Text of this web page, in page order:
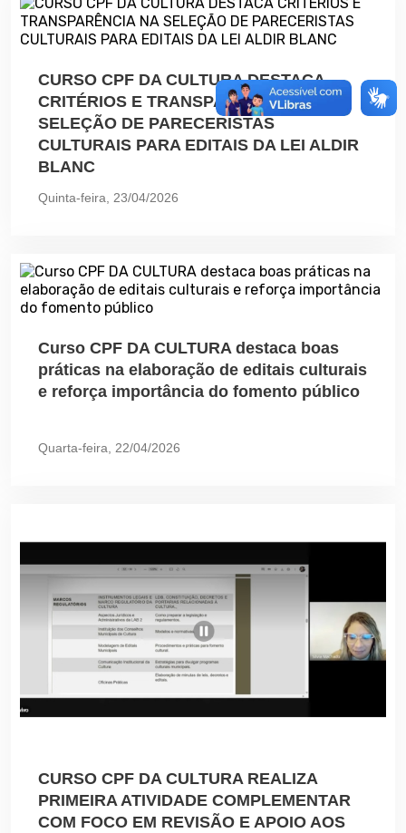
CURSO CPF DA CULTURA DESTACA
CRITÉRIOS E TRANSPARÊNCIA NA
SELEÇÃO DE PARECERISTAS
CULTURAIS PARA EDITAIS DA LEI ALDIR
BLANC
Quinta-feira, 23/04/2026
Curso CPF DA CULTURA destaca boas
práticas na elaboração de editais culturais
e reforça importância do fomento público
Quarta-feira, 22/04/2026
CURSO CPF DA CULTURA REALIZA
PRIMEIRA ATIVIDADE COMPLEMENTAR
COM FOCO EM REVISÃO E APOIO AOS